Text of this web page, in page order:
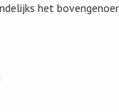
het